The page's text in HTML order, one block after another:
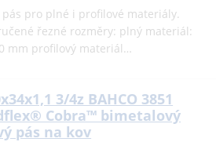
pás pro plné i profilové materiály.
řezné rozměry: plný materiál:
mm profilový materiál…
3/4z BAHCO 3851
Cobra™ bimetalový
pás na kov